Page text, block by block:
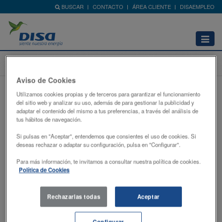
BUSCAR CONTACTO ÁREA CLIENTE DISAEMPLEO
Abrir
menú
¡Nueva edición del Programa de pilotos
DISA Copi Sport!
martes, 10 de marzo de 2026
Aviso de Cookies
Utilizamos cookies propias y de terceros para garantizar el funcionamiento
del sitio web y analizar su uso, además de para gestionar la publicidad y
adaptar el contenido del mismo a tus preferencias, a través del análisis de
tus hábitos de navegación.
Si pulsas en "Aceptar", entendemos que consientes el uso de cookies. Si
deseas rechazar o adaptar su configuración, pulsa en "Configurar".
Para más información, te invitamos a consultar nuestra política de cookies.
Política de Cookies
Rechazarlas todas Aceptar